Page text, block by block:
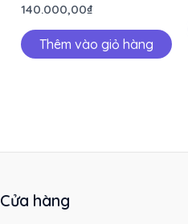
140.000,00₫
Thêm vào giỏ hàng
Cửa hàng